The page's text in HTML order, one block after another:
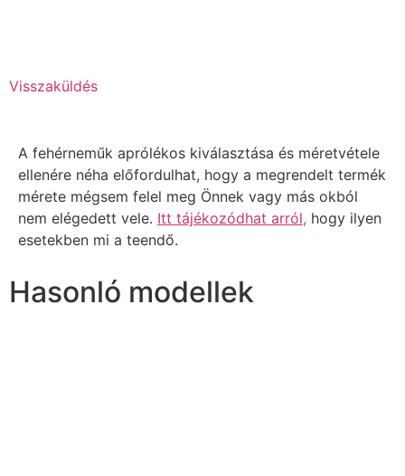
Visszaküldés
A fehérneműk aprólékos kiválasztása és méretvétele
ellenére néha előfordulhat, hogy a megrendelt termék
mérete mégsem felel meg Önnek vagy más okból
nem elégedett vele. Itt tájékozódhat arról, hogy ilyen
esetekben mi a teendő.
Hasonló modellek